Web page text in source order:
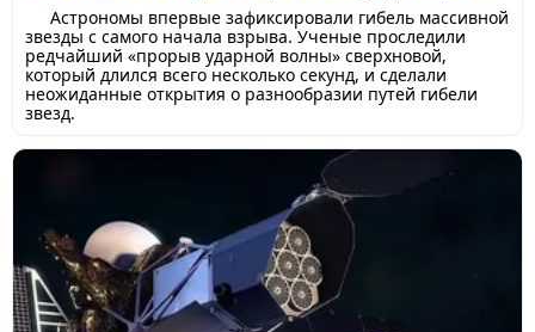
Астрономы впервые зафиксировали гибель массивной
звезды с самого начала взрыва. Ученые проследили
редчайший «прорыв ударной волны» сверхновой,
который длился всего несколько секунд, и сделали
неожиданные открытия о разнообразии путей гибели
звезд.